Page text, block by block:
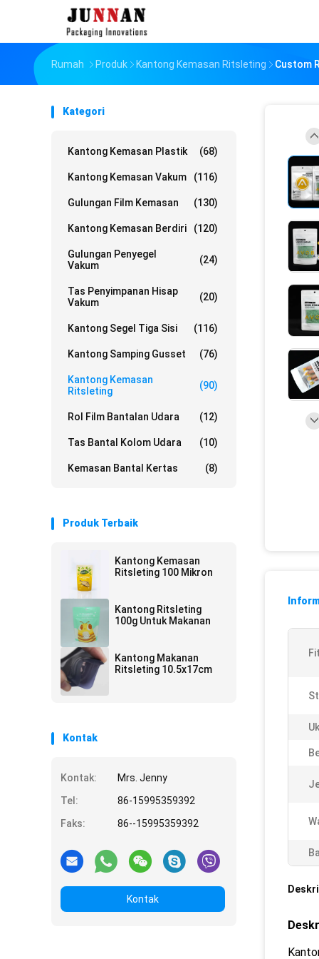
Rumah Produk Kantong Kemasan Ritsleting Custom
Kategori
Kantong Kemasan Plastik (68)
Kantong Kemasan Vakum (116)
Gulungan Film Kemasan (130)
Kantong Kemasan Berdiri (120)
Gulungan Penyegel
Vakum
(24)
Tas Penyimpanan Hisap
Vakum
(20)
Kantong Segel Tiga Sisi (116)
Kantong Samping Gusset (76)
Kantong Kemasan
Ritsleting
(90)
Rol Film Bantalan Udara (12)
Tas Bantal Kolom Udara (10)
Kemasan Bantal Kertas (8)
Produk Terbaik
Kantong Kemasan
Ritsleting 100 Mikron
Kantong Ritsleting
100g Untuk Makanan
Kantong Makanan
Ritsleting 10.5x17cm
Kontak
Kontak:
Mrs. Jenny
Tel:
86-15995359392
Faks:
86--15995359392
Kontak